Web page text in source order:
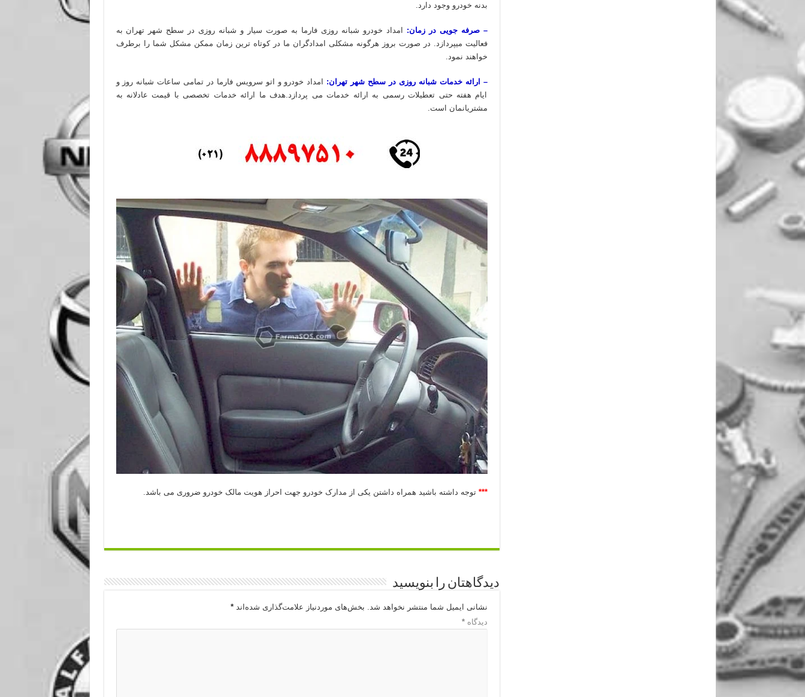
بدنه خودرو وجود دارد.
– صرفه جویی در زمان:
امداد خودرو شبانه روزی فارما به صورت سیار و شبانه روزی در سطح شهر تهران به
فعالیت میپردازد. در صورت بروز هرگونه مشکلی امدادگران ما در کوتاه ترین زمان ممکن مشکل شما را برطرف
خواهند نمود.
– ارائه خدمات شبانه روزی در سطح شهر تهران: امداد خودرو و اتو سرویس فارما در تمامی ساعات شبانه روز و
ایام هفته حتی تعطیلات رسمی به ارائه خدمات می پردازد.هدف ما ارائه خدمات تخصصی با قیمت عادلانه به
مشتریانمان است.
***توجه داشته باشید همراه داشتن یکی از مدارک خودرو جهت احراز هویت مالک خودرو ضروری می باشد.
دیدگاهتان را بنویسید
نشانی ایمیل شما منتشر نخواهد شد. بخش‌های موردنیاز علامت‌گذاری شده‌اند*
دیدگاه*